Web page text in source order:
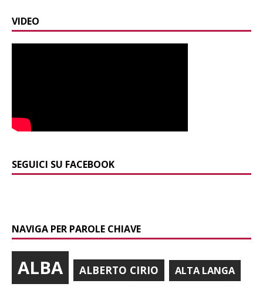
VIDEO
SEGUICI SU FACEBOOK
NAVIGA PER PAROLE CHIAVE
ALBA ALBERTO CIRIO ALTA LANGA